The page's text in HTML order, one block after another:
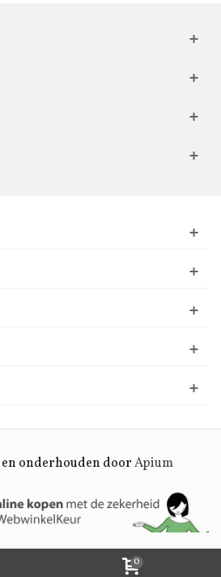
onderhouden doorApium
0